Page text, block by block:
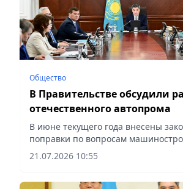
Общество
В Правительстве обсудили
отечественного автопрома
В июне текущего года внесены
поправки по вопросам
транспорта, сообщает
21.07.2026 10:55